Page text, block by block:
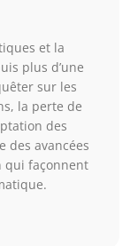
et la
plus d’une
sur les
la perte de
des
des avancées
qui façonnent